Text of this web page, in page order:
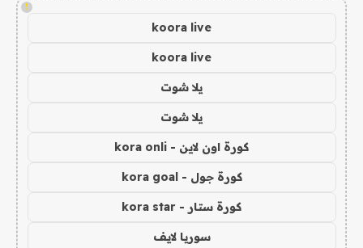
!
koora live
koora live
يلا شوت
يلا شوت
كورة اون لاين - kora onli
كورة جول - kora goal
كورة ستار - kora star
سوريا لايف